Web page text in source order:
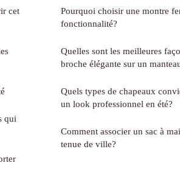
cet
qui
Pourquoi choisir une montre
fonctionnalité?
Quelles sont les meilleures
broche élégante sur un
Quels types de chapeaux
un look professionnel en été?
Comment associer un sac à
tenue de ville?